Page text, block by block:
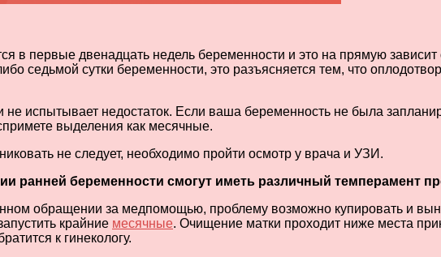
в первые двенадцать недель беременности и это на прямую
седьмой сутки беременности, это разъясняется тем, что
испытывает недостаток. Если ваша беременность не была
выделения как месячные.
не следует, необходимо пройти осмотр у врача и УЗИ.
ранней беременности смогут иметь различный темперамент
обращении за медпомощью, проблему возможно купировать и
крайние месячные. Очищение матки проходит ниже места
к гинекологу.